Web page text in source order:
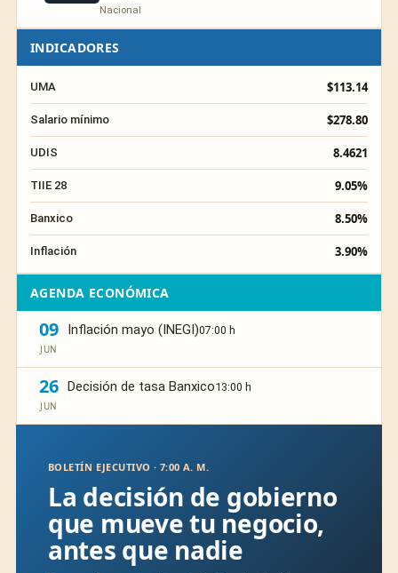
Nacional
INDICADORES
UMA $113.14
Salario mínimo $278.80
UDIS 8.4621
TIIE 28 9.05%
Banxico 8.50%
Inflación 3.90%
AGENDA ECONÓMICA
09
JUN
Inflación mayo (INEGI)07:00 h
26
JUN
Decisión de tasa Banxico13:00 h
BOLETÍN EJECUTIVO · 7:00 A. M.
La decisión de gobierno
que mueve tu negocio,
antes que nadie